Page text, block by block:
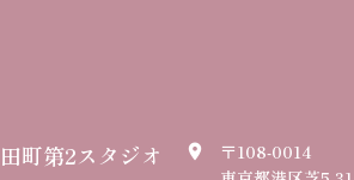
田町第2スタジオ place
〒108-0014